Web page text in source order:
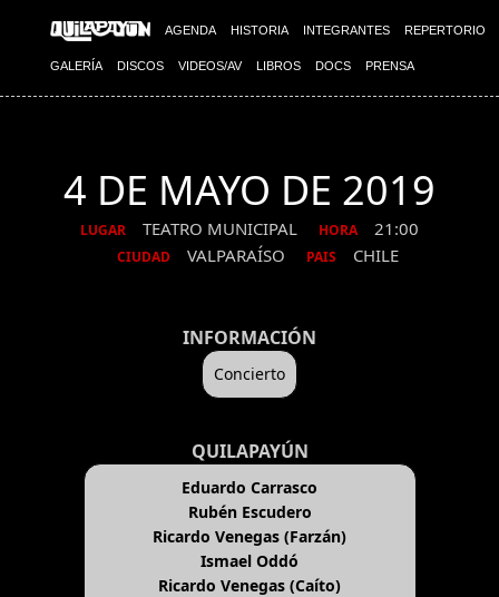
AGENDA HISTORIA INTEGRANTES REPERTORIO
GALERÍA DISCOS VIDEOS/AV LIBROS DOCS PRENSA
4 DE MAYO DE 2019
LUGAR TEATRO MUNICIPAL HORA 21:00
CIUDAD VALPARAÍSO PAIS CHILE
INFORMACIÓN
Concierto
QUILAPAYÚN
Eduardo Carrasco
Rubén Escudero
Ricardo Venegas (Farzán)
Ismael Oddó
Ricardo Venegas (Caíto)